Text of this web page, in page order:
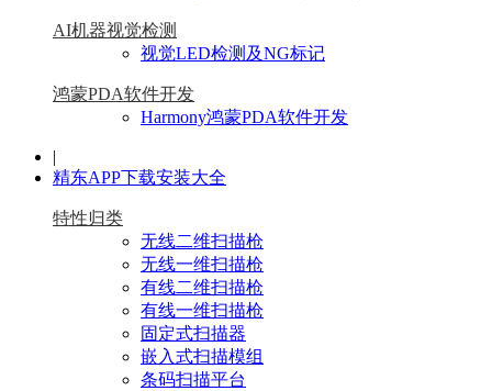
AI机器视觉检测
视觉LED检测及NG标记
鸿蒙PDA软件开发
Harmony鸿蒙PDA软件开发
|
精东APP下载安装大全
特性归类
无线二维扫描枪
无线一维扫描枪
有线二维扫描枪
有线一维扫描枪
固定式扫描器
嵌入式扫描模组
条码扫描平台